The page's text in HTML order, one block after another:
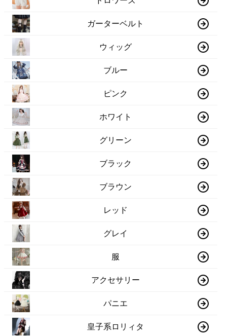
ガーターベルト
ウィッグ
ブルー
ピンク
ホワイト
グリーン
ブラック
ブラウン
レッド
グレイ
服
アクセサリー
パニエ
皇子系ロリィタ